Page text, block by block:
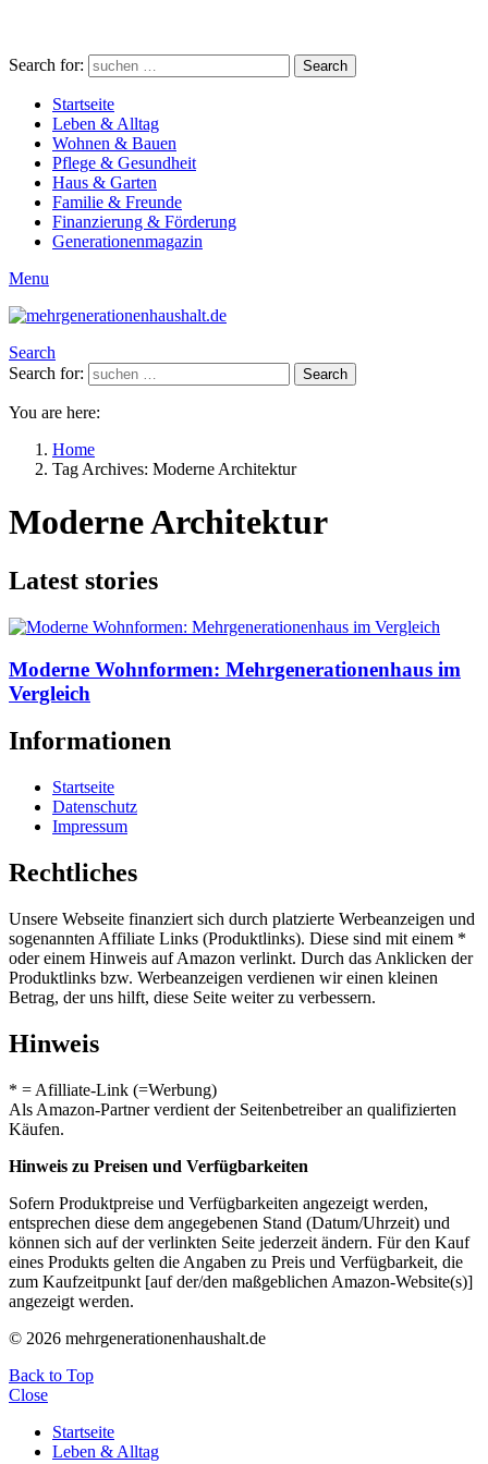
Search for: Search
Startseite
Leben & Alltag
Wohnen & Bauen
Pflege & Gesundheit
Haus & Garten
Familie & Freunde
Finanzierung & Förderung
Generationenmagazin
Menu
Search
Search for:
Search
You are here:
Home
Tag Archives: Moderne Architektur
Moderne Architektur
Latest stories
Moderne Wohnformen: Mehrgenerationenhaus im
Vergleich
Informationen
Startseite
Datenschutz
Impressum
Rechtliches
Unsere Webseite finanziert sich durch platzierte Werbeanzeigen und
sogenannten Affiliate Links (Produktlinks). Diese sind mit einem *
oder einem Hinweis auf Amazon verlinkt. Durch das Anklicken der
Produktlinks bzw. Werbeanzeigen verdienen wir einen kleinen
Betrag, der uns hilft, diese Seite weiter zu verbessern.
Hinweis
* = Afilliate-Link (=Werbung)
Als Amazon-Partner verdient der Seitenbetreiber an qualifizierten
Käufen.
Hinweis zu Preisen und Verfügbarkeiten
Sofern Produktpreise und Verfügbarkeiten angezeigt werden,
entsprechen diese dem angegebenen Stand (Datum/Uhrzeit) und
können sich auf der verlinkten Seite jederzeit ändern. Für den Kauf
eines Produkts gelten die Angaben zu Preis und Verfügbarkeit, die
zum Kaufzeitpunkt [auf der/den maßgeblichen Amazon-Website(s)]
angezeigt werden.
© 2026 mehrgenerationenhaushalt.de
Back to Top
Close
Startseite
Leben & Alltag